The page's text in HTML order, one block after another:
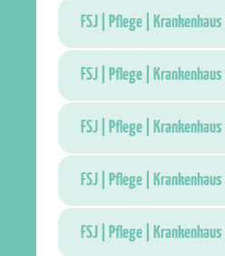
FSJ | Pflege | Krankenhaus
FSJ | Pflege | Krankenhaus
FSJ | Pflege | Krankenhaus
FSJ | Pflege | Krankenhaus
FSJ | Pflege | Krankenhaus